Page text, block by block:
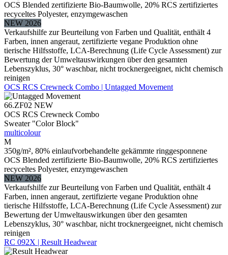
OCS Blended zertifizierte Bio-Baumwolle, 20% RCS zertifiziertes
recyceltes Polyester, enzymgewaschen
NEW 2026
Verkaufshilfe zur Beurteilung von Farben und Qualität, enthält 4
Farben, innen angeraut, zertifizierte vegane Produktion ohne
tierische Hilfsstoffe, LCA-Berechnung (Life Cycle Assessment) zur
Bewertung der Umweltauswirkungen über den gesamten
Lebenszyklus, 30° waschbar, nicht trocknergeeignet, nicht chemisch
reinigen
OCS RCS Crewneck Combo | Untagged Movement
66.ZF02 NEW
OCS RCS Crewneck Combo
Sweater "Color Block"
multicolour
M
350g/m², 80% einlaufvorbehandelte gekämmte ringgesponnene
OCS Blended zertifizierte Bio-Baumwolle, 20% RCS zertifiziertes
recyceltes Polyester, enzymgewaschen
NEW 2026
Verkaufshilfe zur Beurteilung von Farben und Qualität, enthält 4
Farben, innen angeraut, zertifizierte vegane Produktion ohne
tierische Hilfsstoffe, LCA-Berechnung (Life Cycle Assessment) zur
Bewertung der Umweltauswirkungen über den gesamten
Lebenszyklus, 30° waschbar, nicht trocknergeeignet, nicht chemisch
reinigen
RC 092X | Result Headwear